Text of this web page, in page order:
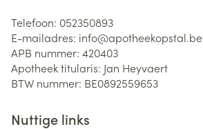
Telefoon: 052350893
E-mailadres: info@apotheekopstal.be
APB nummer: 420403
Apotheek titularis: Jan Heyvaert
BTW nummer: BE0892559653
Nuttige links